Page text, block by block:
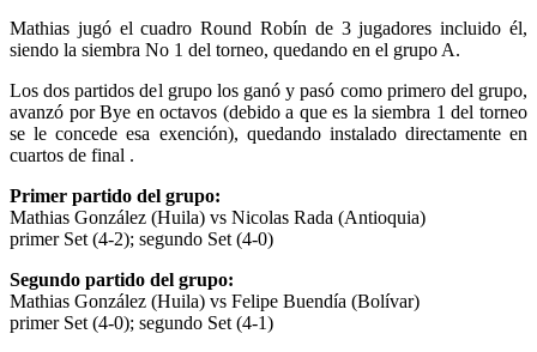
Mathias jugó el cuadro Round Robín de 3 jugadores incluido él,
siendo la siembra No 1 del torneo, quedando en el grupo A.
Los dos partidos del grupo los ganó y pasó como primero del grupo,
avanzó por Bye en octavos (debido a que es la siembra 1 del torneo
se le concede esa exención), quedando instalado directamente en
cuartos de final .
Primer partido del grupo:
Mathias González (Huila) vs Nicolas Rada (Antioquia)
primer Set (4-2); segundo Set (4-0)
Segundo partido del grupo:
Mathias González (Huila) vs Felipe Buendía (Bolívar)
primer Set (4-0); segundo Set (4-1)